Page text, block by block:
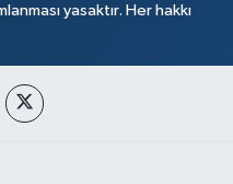
yasaktır. Her hakkı